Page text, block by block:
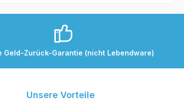
Geld-Zurück-Garantie (nicht Lebendware)
Unsere Vorteile